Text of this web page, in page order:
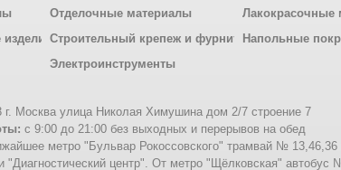
Отделочные материалы
Лакокрасочные
Строительный крепеж и фурнитураНапольные
Электроинструменты
г. Москва улица Николая Химушина дом 2/7 строение 7
с 9:00 до 21:00 без выходных и перерывов на обед
метро "Бульвар Рокоссовского" трамвай № 13,46,36
"Диагностический центр". От метро "Щёлковская" автобус